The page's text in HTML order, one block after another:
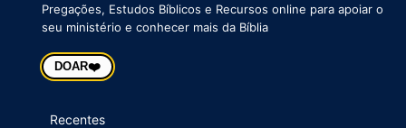
Pregações, Estudos Bíblicos e Recursos online para apoiar o
seu ministério e conhecer mais da Bíblia
DOAR❤️
Recentes